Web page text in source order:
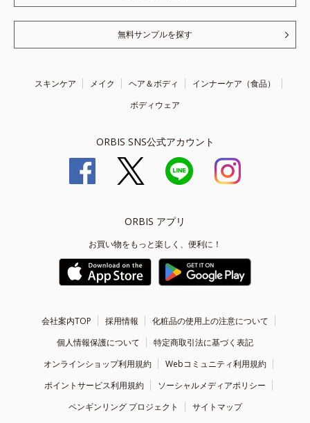
無料サンプルを探す
スキンケア メイク ヘア＆ボディ
インナーケア（食品）
ボディウェア
ORBIS SNS公式アカウント
ORBIS アプリ
お買い物をもっと楽しく、便利に！
会社案内TOP 採用情報
化粧品の使用上の注意について
個人情報保護について
特定商取引法に基づく表記
オンラインショップ利用規約
Webコミュニティ利用規約
ポイントサービス利用規約
ソーシャルメディアポリシー
ペンギンリング プロジェクト
サイトマップ